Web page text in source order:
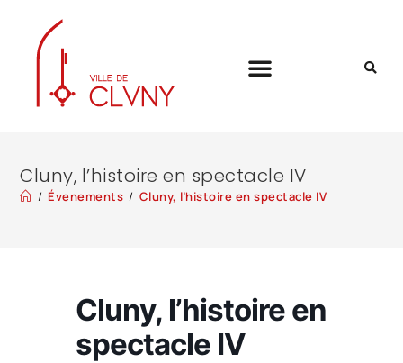
Cluny, l’histoire en spectacle IV
/ Évenements / Cluny, l’histoire en spectacle IV
Cluny, l’histoire en
spectacle IV